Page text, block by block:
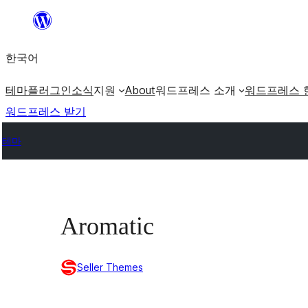
츠
로
로
가
한국어
테마플러그인소식지원 About워드프레스 소개 워드프레스
워드프레스 받기
테마
Aromatic
Seller Themes